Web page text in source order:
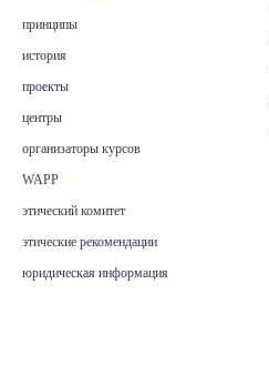
принципы
история
проекты
центры
организаторы курсов
WAPP
этический комитет
этические рекомендации
юридическая информация